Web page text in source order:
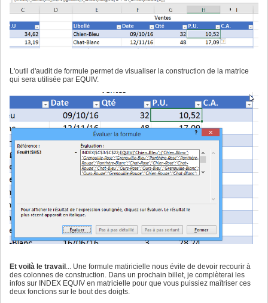
L'outil d'audit de formule permet de visualiser la construction de la matrice
qui sera utilisée par EQUIV.
Et voilà le travail ... Une formule matiricielle nous évite de devoir recourir à
des colonnes de construction. Dans un prochain billet, je complèterai les
infos sur INDEX EQUIV en matricielle pour que vous puissiez maîtriser ces
deux fonctions sur le bout des doigts.